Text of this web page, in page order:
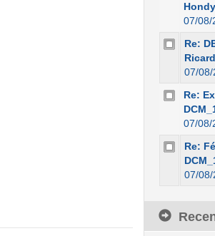
Hondy
07/08/
Re:
07/
Re:
07/08/
Re: Fé
07/08/